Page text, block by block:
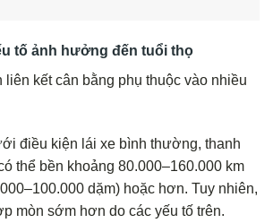
tố ảnh hưởng đến tuổi thọ
liên kết cân bằng phụ thuộc vào nhiều
điều kiện lái xe bình thường, thanh
thể bền khoảng 80.000–160.000 km
dặm) hoặc hơn. Tuy nhiên,
mòn sớm hơn do các yếu tố trên.